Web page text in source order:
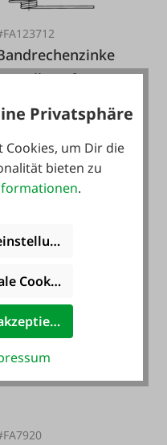
Reform
160.420.109,
€*
Privatsphäre
Cookies, um Dir die
bieten zu
.
Cookies akzeptieren